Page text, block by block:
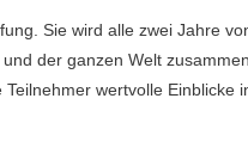
Sie wird alle zwei Jahre
der ganzen Welt
wertvolle Einblicke